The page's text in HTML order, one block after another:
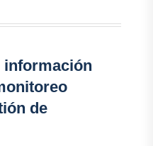
información
de